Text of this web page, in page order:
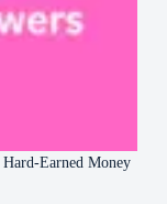
Earned Money